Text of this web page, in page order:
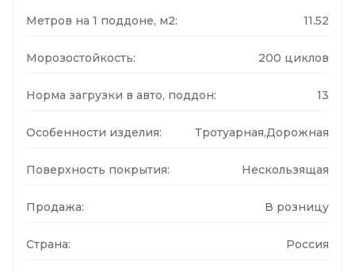
Метров на 1 поддоне, м2: 11.52
Морозостойкость: 200 циклов
Норма загрузки в авто, поддон: 13
Особенности изделия: Тротуарная,Дорожная
Поверхность покрытия: Нескользящая
Продажа: В розницу
Страна: Россия